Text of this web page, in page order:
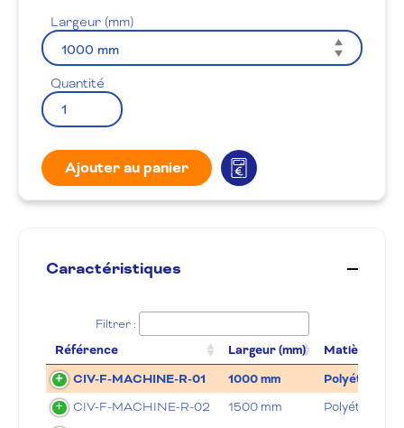
Largeur (mm)
Quantité
Ajouter au panier
Caractéristiques
Filtrer :
Référence Largeur (mm)
Matière
CIV-F-MACHINE-R-01
1000 mm Polyéthylène
CIV-F-MACHINE-R-02 1500 mm
Polyéthylène